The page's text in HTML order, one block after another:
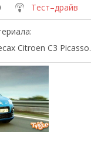
Тест–драйв
:
Citroen C3 Picasso.